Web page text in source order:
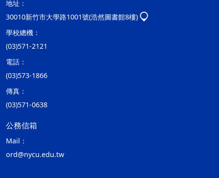
地址：
30010新竹市大學路1001號(浩然圖書館8樓)
學校總機：
(03)571-2121
電話：
(03)573-1866
傳真：
(03)571-0638
公務信箱
Mail：
ord@nycu.edu.tw